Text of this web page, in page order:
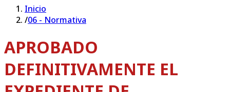
Inicio
/06 - Normativa
APROBADO
DEFINITIVAMENTE EL